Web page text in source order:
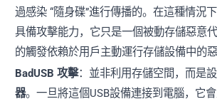
過感染 “隨身碟”進行傳播的。在這種情況
具備攻擊能力，它只是一個被動存儲惡意
的觸發依賴於用戶主動運行存儲設備中的惡
BadUSB 攻擊：並非利用存儲空間，而是
器。一旦將這個USB設備連接到電腦，它